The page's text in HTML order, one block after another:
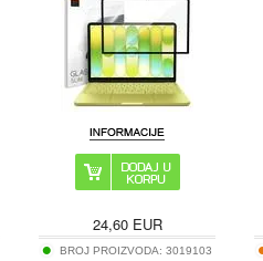
24,60EUR
BROJ PROIZVODA: 3019103